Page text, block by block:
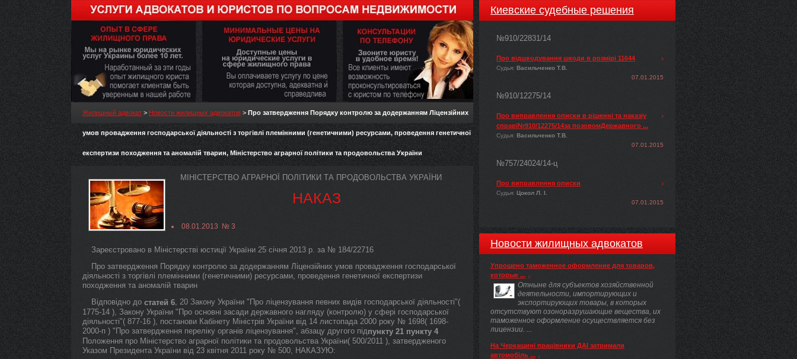
Жилищный адвокат > Новости жилищных адвокатов > Про затвердження Порядку контролю за додержанням Ліцензійних
умов провадження господарської діяльності з торгівлі племінними (генетичними) ресурсами, проведення генетичної
експертизи походження та аномалій тварин, Міністерство аграрної політики та продовольства України
МІНІСТЕРСТВО АГРАРНОЇ ПОЛІТИКИ ТА ПРОДОВОЛЬСТВА УКРАЇНИ
НАКАЗ
08.01.2013 № 3
Зареєстровано в Міністерстві юстиції України 25 січня 2013 р. за № 184/22716
Про затвердження Порядку контролю за додержанням Ліцензійних умов провадження господарської
діяльності з торгівлі племінними (генетичними) ресурсами, проведення генетичної експертизи
походження та аномалій тварин
Відповідно до статей 6, 20 Закону України "Про ліцензування певних видів господарської діяльності"(
1775-14 ), Закону України "Про основні засади державного нагляду (контролю) у сфері господарської
діяльності"( 877-16 ), постанови Кабінету Міністрів України від 14 листопада 2000 року № 1698( 1698-
2000-п ) "Про затвердження переліку органів ліцензування", абзацу другого підпункту 21 пункту 4
Положення про Міністерство аграрної політики та продовольства України( 500/2011 ), затвердженого
Указом Президента України від 23 квітня 2011 року № 500, НАКАЗУЮ:
Киевские судебные решения
№910/22831/14
Про відшкодування шкоди в розмірі 11644
Судья: Васильченко Т.В.
07.01.2015
№910/12275/14
Про виправлення описки в рішенні та наказіу
справі№910/12275/14за позовомДержавного ...
Судья: Васильченко Т.В.
07.01.2015
№757/24024/14-ц
Про виправлення описки
Судья: Цокол Л. І.
07.01.2015
Новости жилищных адвокатов
Упрощено таможенное оформление для товаров,
которые ...
Отныне для субъектов хозяйственной
деятельности, импортирующих и
экспортирующих товары, в которых
отсутствуют озоноразрушающие вещества, их
таможенное оформление осуществляется без
лицензии. ...
На Черкащині працівники ДАІ затримали
автомобіль ...